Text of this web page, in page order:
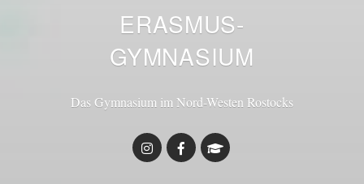
ERASMUS-
GYMNASIUM
Das Gymnasium im Nord-Westen Rostocks